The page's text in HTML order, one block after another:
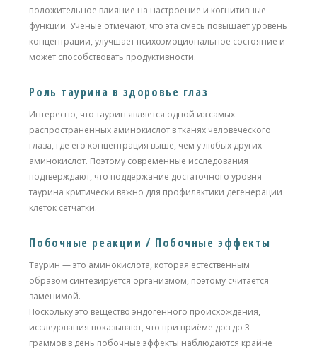
положительное влияние на настроение и когнитивные
функции. Учёные отмечают, что эта смесь повышает уровень
концентрации, улучшает психоэмоциональное состояние и
может способствовать продуктивности.
Роль таурина в здоровье глаз
Интересно, что таурин является одной из самых
распространённых аминокислот в тканях человеческого
глаза, где его концентрация выше, чем у любых других
аминокислот. Поэтому современные исследования
подтверждают, что поддержание достаточного уровня
таурина критически важно для профилактики дегенерации
клеток сетчатки.
Побочные реакции / Побочные эффекты
Таурин — это аминокислота, которая естественным
образом синтезируется организмом, поэтому считается
заменимой.
Поскольку это вещество эндогенного происхождения,
исследования показывают, что при приёме доз до 3
граммов в день побочные эффекты наблюдаются крайне